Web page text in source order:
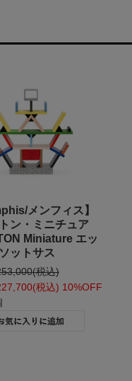
メンフィス】
ン・ミニチュア
Miniature エッ
ットサス
(税込)
(税込) 10%OFF